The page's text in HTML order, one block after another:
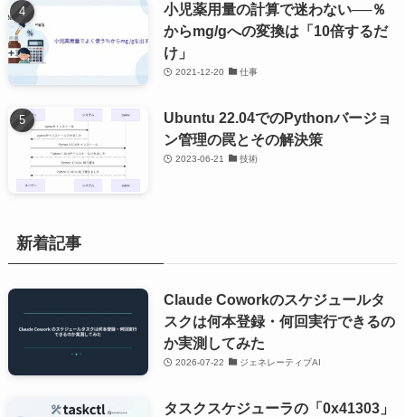
小児薬用量の計算で迷わない──％
からmg/gへの変換は「10倍するだ
け」
2021-12-20 仕事
Ubuntu 22.04でのPythonバージョ
ン管理の罠とその解決策
2023-06-21 技術
新着記事
Claude Coworkのスケジュールタ
スクは何本登録・何回実行できるの
か実測してみた
2026-07-22 ジェネレーティブAI
タスクスケジューラの「0x41303」